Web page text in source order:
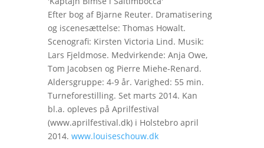
Efter bog af Bjarne Reuter. Dramatisering
og iscenesættelse: Thomas Howalt.
Scenografi: Kirsten Victoria Lind. Musik:
Lars Fjeldmose. Medvirkende: Anja Owe,
Tom Jacobsen og Pierre Miehe-Renard.
Aldersgruppe: 4-9 år. Varighed: 55 min.
Turneforestilling. Set marts 2014. Kan
bl.a. opleves på Aprilfestival
(www.aprilfestival.dk) i Holstebro april
2014. www.louiseschouw.dk